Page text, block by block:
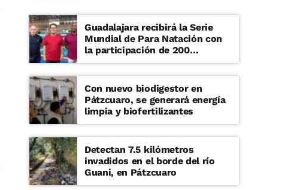
Guadalajara recibirá la Serie
Mundial de Para Natación con
la participación de 200
deportistas
Con nuevo biodigestor en
Pátzcuaro, se generará energía
limpia y biofertilizantes
Detectan 7.5 kilómetros
invadidos en el borde del río
Guani, en Pátzcuaro